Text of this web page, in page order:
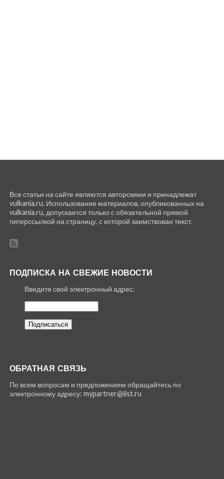
Все статьи на сайте являются авторскими и принадлежат
vulkania.ru. Использование материалов, опубликованных на
vulkania.ru, допускается только с обязательной прямой
гиперссылкой на страницу, с которой заимствован текст.
ПОДПИСКА НА СВЕЖИЕ НОВОСТИ
Введите свой электронный адрес:
ОБРАТНАЯ СВЯЗЬ
По всем вопросам и предложениям обращайтесь по
электронному адресу: mypartner@list.ru